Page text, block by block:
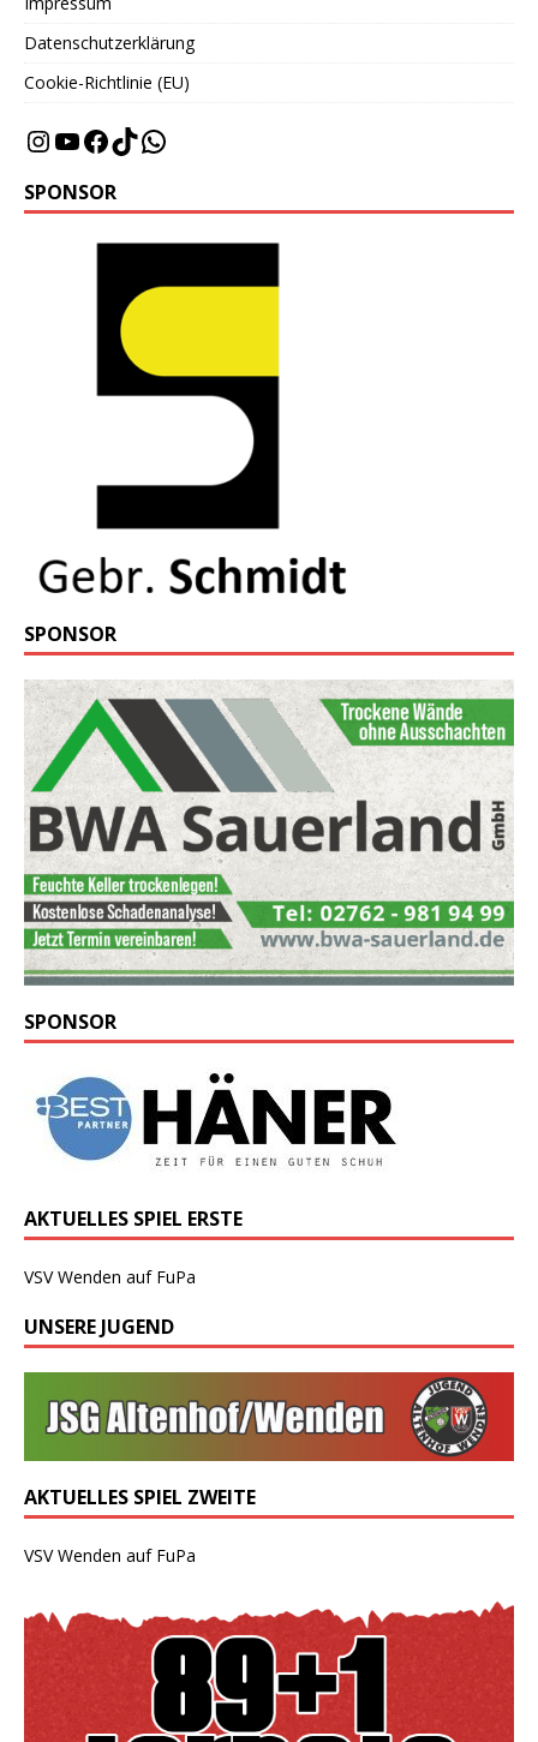
Datenschutzerklärung
Cookie-Richtlinie (EU)
SPONSOR
SPONSOR
SPONSOR
AKTUELLES SPIEL ERSTE
VSV Wenden auf FuPa
UNSERE JUGEND
AKTUELLES SPIEL ZWEITE
VSV Wenden auf FuPa